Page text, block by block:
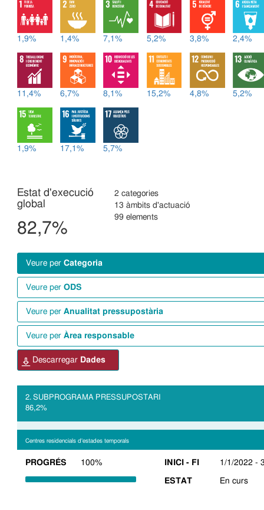
1,9% 1,4% 7,1% 5,2% 3,8% 2,4%
11,4% 6,7% 8,1% 15,2% 4,8% 5,2%
1,9% 17,1% 5,7%
Estat d'execució
global
82,7%
2 categories
13 àmbits d'actuació
99 elements
veure per Categoria
veure per ODS
veure per Anualitat pressupostària
veure per Àrea responsable
descarregar Dades
SUBPROGRAMA PRESSUPOSTARI
86,2%
Centres residencials d'estades temporals
PROGRÉS 100% INICI - FI 1/1/2022 -
ESTAT En curs